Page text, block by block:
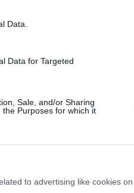
Data.
Data for Targeted
Sale, and/or Sharing
Purposes for which it
to advertising like cookies on
nézett az
De Beers cég
97 millió forint)